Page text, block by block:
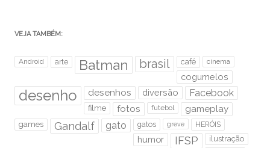
VEJA TAMBÉM:
Android arte Batman brasil café cinema
cogumelos
desenho desenhos diversão Facebook
filme fotos futebol gameplay
games Gandalf gato gatos greve HERÓIS
humor IFSP ilustração